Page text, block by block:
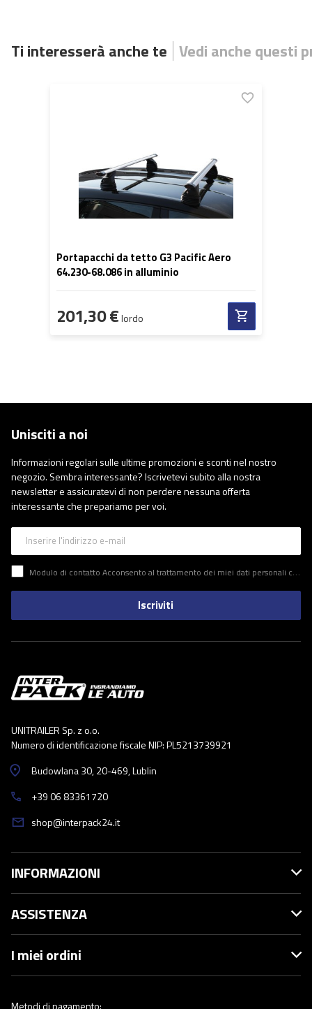
Ti interesserà anche te Vedi anche questi
Portapacchi da tetto G3 Pacific Aero
64.230-68.086 in alluminio
201,30 €lordo
Unisciti a noi
Informazioni regolari sulle ultime promozioni e sconti nel nostro
negozio. Sembra interessante? Iscrivetevi subito alla nostra
newsletter e assicuratevi di non perdere nessuna offerta
interessante che prepariamo per voi.
Inserire l'indirizzo e-mail
Modulo di contatto Acconsento al trattamento dei miei dati personali contenuti nel modulo di contatto in conformità al Regolamento del Parlamento Europeo e del Consiglio (UE)
Iscriviti
UNITRAILER Sp. z o.o.
Numero di identificazione fiscale NIP: PL5213739921
Budowlana 30, 20-469, Lublin
+39 06 83361720
shop@interpack24.it
INFORMAZIONI
ASSISTENZA
I miei ordini
Metodi di pagamento: